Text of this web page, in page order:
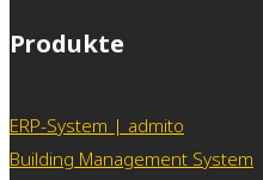
Produkte
ERP-System | admito
Building Management System